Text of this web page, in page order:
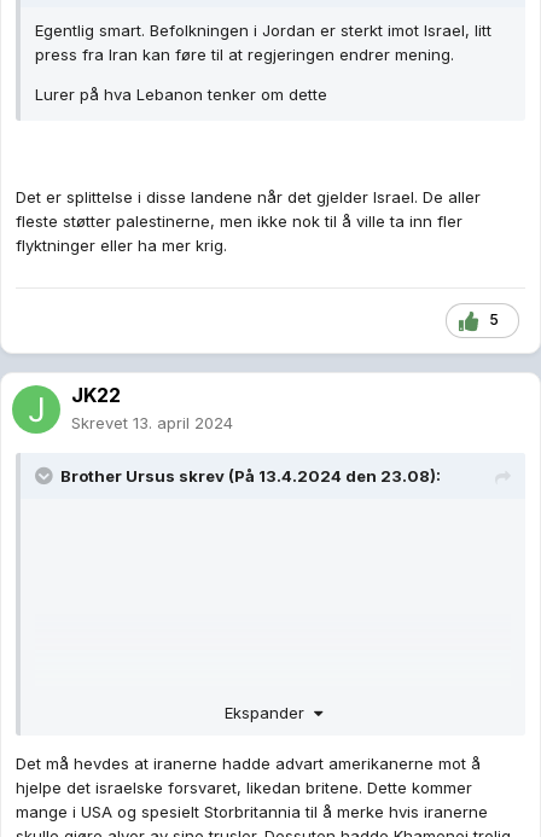
Egentlig smart. Befolkningen i Jordan er sterkt imot Israel, litt
press fra Iran kan føre til at regjeringen endrer mening.
Lurer på hva Lebanon tenker om dette
Det er splittelse i disse landene når det gjelder Israel. De aller
fleste støtter palestinerne, men ikke nok til å ville ta inn fler
flyktninger eller ha mer krig.
5
JK22
Skrevet 13. april 2024
Brother Ursus skrev (På 13.4.2024 den 23.08):
Ekspander
Det må hevdes at iranerne hadde advart amerikanerne mot å
hjelpe det israelske forsvaret, likedan britene. Dette kommer
mange i USA og spesielt Storbritannia til å merke hvis iranerne